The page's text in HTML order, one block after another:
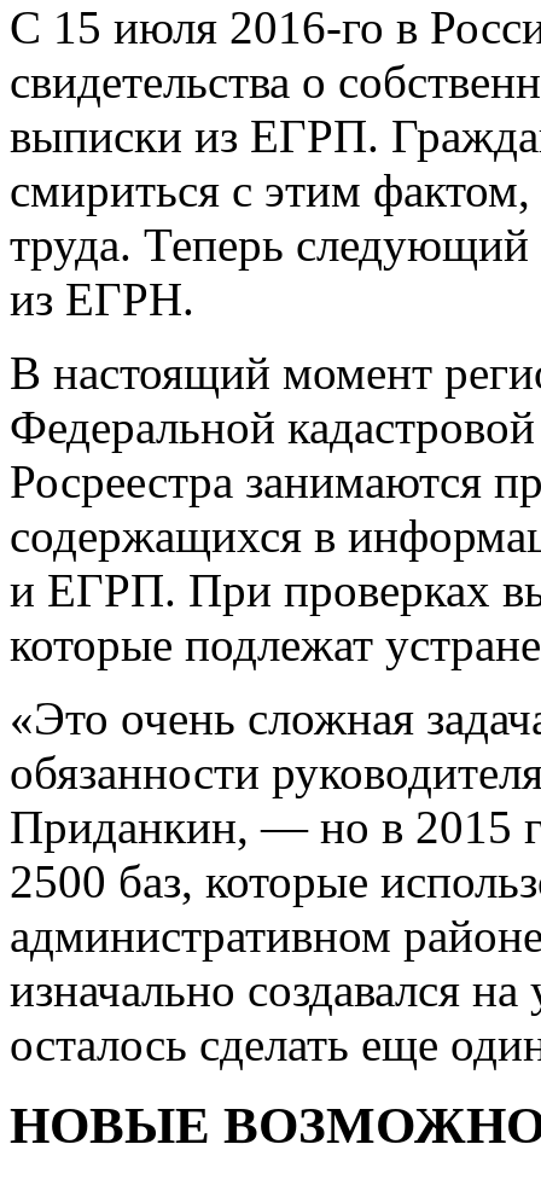
С 15 июля 2016-го в
свидетельства о
выписки из ЕГРП.
смириться с этим
труда. Теперь
из ЕГРН.
В настоящий момент
Федеральной
Росреестра занимаются
содержащихся в
и ЕГРП. При проверках
которые подлежат
«Это очень сложная
обязанности
Приданкин, — но в 2015
2500 баз, которые
административном
изначально создавался
осталось сделать еще
НОВЫЕ